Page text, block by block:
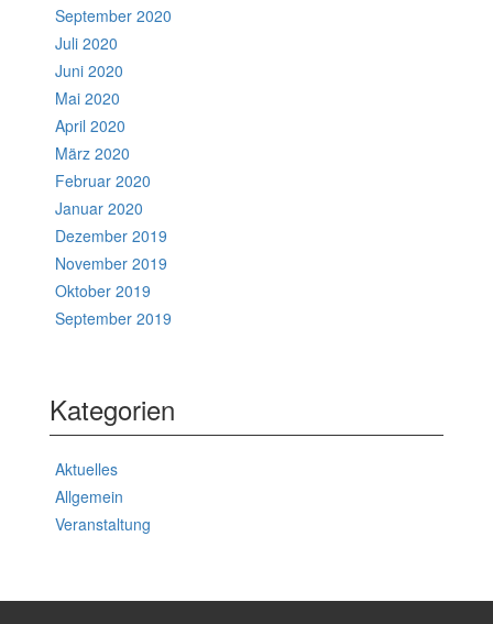
September 2020
Juli 2020
Juni 2020
Mai 2020
April 2020
März 2020
Februar 2020
Januar 2020
Dezember 2019
November 2019
Oktober 2019
September 2019
Kategorien
Aktuelles
Allgemein
Veranstaltung